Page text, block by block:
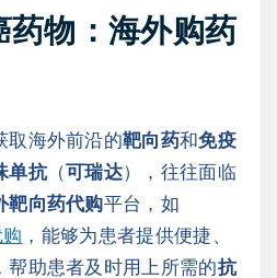
药物：海外购药
取海外前沿的靶向药和免疫
单抗（可瑞达），往往面临
靶向药代购平台，如
，能够为患者提供便捷、
帮助患者及时用上所需的抗